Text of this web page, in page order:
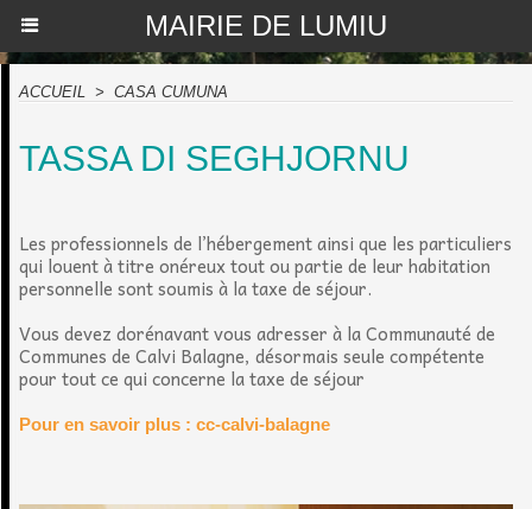
MAIRIE DE LUMIU
ACCUEIL > CASA CUMUNA
TASSA DI SEGHJORNU
Les professionnels de l’hébergement ainsi que les particuliers
qui louent à titre onéreux tout ou partie de leur habitation
personnelle sont soumis à la taxe de séjour.
Vous devez dorénavant vous adresser à la Communauté de
Communes de Calvi Balagne, désormais seule compétente
pour tout ce qui concerne la taxe de séjour
Pour en savoir plus : cc-calvi-balagne